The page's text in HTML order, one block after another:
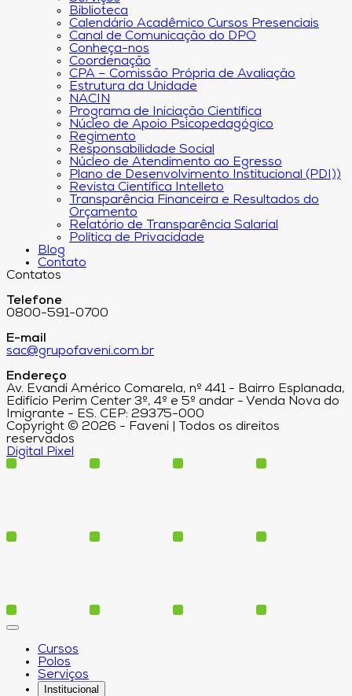
Biblioteca
Calendário Acadêmico Cursos Presenciais
Canal de Comunicação do DPO
Conheça-nos
Coordenação
CPA – Comissão Própria de Avaliação
Estrutura da Unidade
NACIN
Programa de Iniciação Científica
Núcleo de Apoio Psicopedagógico
Regimento
Responsabilidade Social
Núcleo de Atendimento ao Egresso
Plano de Desenvolvimento Institucional (PDI))
Revista Científica Intelleto
Transparência Financeira e Resultados do
Orçamento
Relatório de Transparência Salarial
Política de Privacidade
Blog
Contato
Contatos
Telefone
0800-591-0700
E-mail
sac@grupofaveni.com.br
Endereço
Av. Evandi Américo Comarela, nº 441 - Bairro Esplanada,
Edifício Perim Center 3º, 4º e 5º andar - Venda Nova do
Imigrante - ES. CEP: 29375-000
Copyright © 2026 - Faveni | Todos os direitos
reservados
Digital Pixel
Cursos
Polos
Serviços
Institucional